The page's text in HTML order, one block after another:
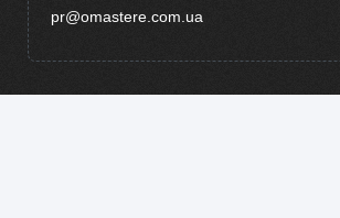
pr@omastere.com.ua